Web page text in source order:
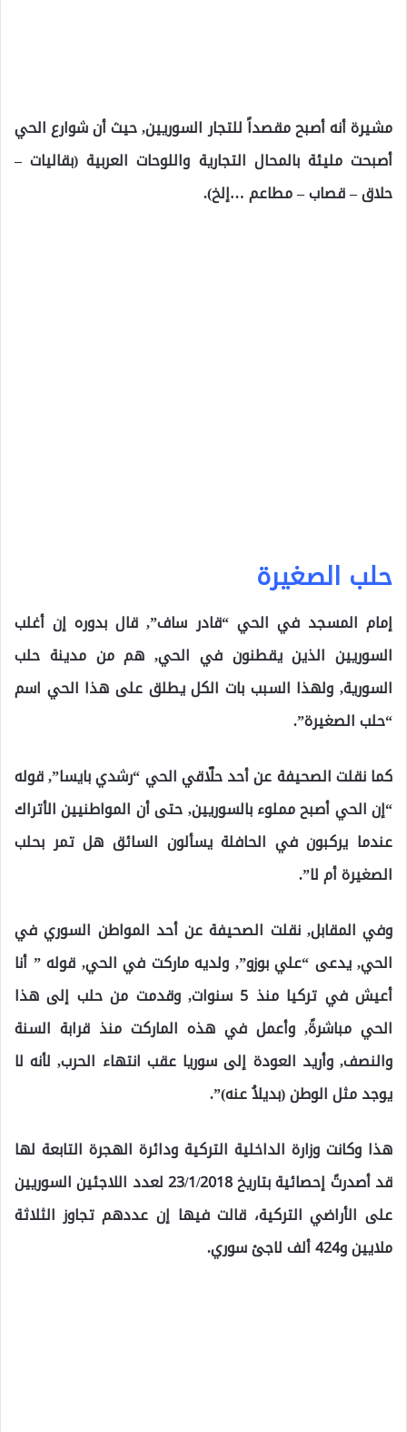
مشيرة أنه أصبح مقصداً للتجار السوريين, حيث أن شوارع الحي
أصبحت مليئة بالمحال التجارية واللوحات العربية (بقاليات –
حلاق – قصاب – مطاعم …إلخ).
حلب الصغيرة
إمام المسجد في الحي “قادر ساف”, قال بدوره إن أغلب
السوريين الذين يقطنون في الحي, هم من مدينة حلب
السورية, ولهذا السبب بات الكل يطلق على هذا الحي اسم
“حلب الصغيرة”.
كما نقلت الصحيفة عن أحد حلّاقي الحي “رشدي بايسا”, قوله
“إن الحي أصبح مملوء بالسوريين, حتى أن المواطنيين الأتراك
عندما يركبون في الحافلة يسألون السائق هل تمر بحلب
الصغيرة أم لا”.
وفي المقابل, نقلت الصحيفة عن أحد المواطن السوري في
الحي, يدعى “علي بوزو”, ولديه ماركت في الحي, قوله ” أنا
أعيش في تركيا منذ 5 سنوات, وقدمت من حلب إلى هذا
الحي مباشرةً, وأعمل في هذه الماركت منذ قرابة السنة
والنصف, وأريد العودة إلى سوريا عقب انتهاء الحرب, لأنه لا
يوجد مثل الوطن (بديلاُ عنه)”.
هذا وكانت وزارة الداخلية التركية ودائرة الهجرة التابعة لها
قد أصدرتً إحصائية بتاريخ 23/1/2018 لعدد اللاجئين السوريين
على الأراضي التركية، قالت فيها إن عددهم تجاوز الثلاثة
ملايين و424 ألف لاجئ سوري.